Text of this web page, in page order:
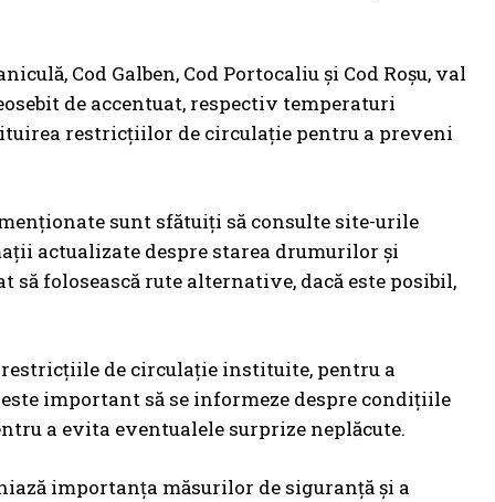
Cod Galben, Cod Portocaliu și Cod Roșu, val
de accentuat, respectiv temperaturi
restricțiilor de circulație pentru a preveni
sunt sfătuiți să consulte site-urile
actualizate despre starea drumurilor și
să folosească rute alternative, dacă este posibil,
de circulație instituite, pentru a
important să se informeze despre condițiile
a evita eventualele surprize neplăcute.
importanța măsurilor de siguranță și a